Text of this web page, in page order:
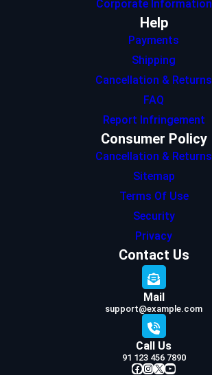
Corporate Information
Help
Payments
Shipping
Cancellation & Returns
FAQ
Report Infringement
Consumer Policy
Cancellation & Returns
Sitemap
Terms Of Use
Security
Privacy
Contact Us
Mail
support@example.com
Call Us
91 123 456 7890
Facebook InstagramX YouTube